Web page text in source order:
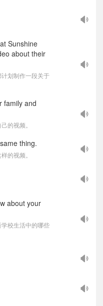
Sunshine
about their
划制作一段关于
family and
的视频。
thing.
的视频。
about your
校生活中的哪些